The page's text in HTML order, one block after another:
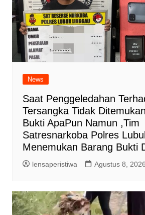
News
Saat Penggeledahan
Tersangka Tidak
Bukti ApaPun Namun ,Tim
Satresnarkoba Polres
Menemukan Barang Bukti
lensaperistiwa Agustus 8, 2026